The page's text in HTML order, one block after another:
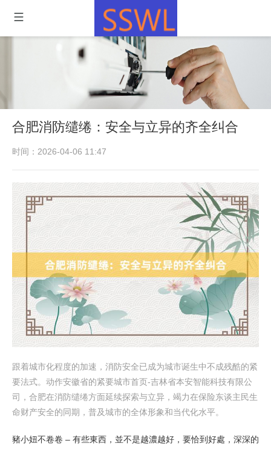
合肥消防缱绻：安全与立异的齐全纠合
时间：2026-04-06 11:47
跟着城市化程度的加速，消防安全已成为城市诞生中不成残酷的紧
要法式。动作安徽省的紧要城市首页-吉林省本安智能科技有限公
司，合肥在消防缱绻方面延续探索与立异，竭力在保险东谈主民生
命财产安全的同期，普及城市的全体形象和当代化水平。
豬小妞不卷卷 – 有些東西，並不是越濃越好，要恰到好處，深深的